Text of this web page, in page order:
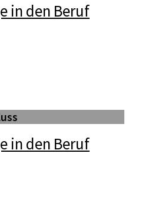
in den Beruf
in den Beruf